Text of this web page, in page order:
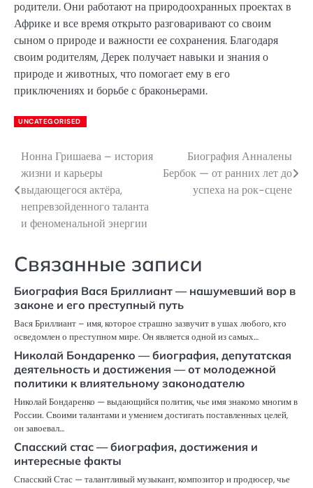
родители. Они работают на природоохранных проектах в
Африке и все время открыто разговаривают со своим
сыном о природе и важности ее сохранения. Благодаря
своим родителям, Дерек получает навыки и знания о
природе и животных, что помогает ему в его
приключениях и борьбе с браконьерами.
UNCATEGORISED
Навигация
по
записям
Нонна Гришаева – история
жизни и карьеры
выдающегося актёра,
непревзойденного таланта
и феноменальной энергии
Биография Анналены
Бербок — от ранних лет до
успеха на рок-сцене
Связанные записи
Биография Вася Бриллиант — нашумевший вор в
законе и его преступный путь
Вася Бриллиант – имя, которое страшно зазвучит в ушах любого, кто
осведомлен о преступном мире. Он является одной из самых…
Николай Бондаренко — биография, депутатская
деятельность и достижения — от молодежной
политики к влиятельному законодателю
Николай Бондаренко — выдающийся политик, чье имя знакомо многим в
России. Своими талантами и умением достигать поставленных целей,
он завоевал…
Спасский стас — биография, достижения и
интересные факты
Спасский Стас — талантливый музыкант, композитор и продюсер, чье